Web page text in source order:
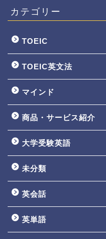
カテゴリー
TOEIC
TOEIC英文法
マインド
商品・サービス紹介
大学受験英語
未分類
英会話
英単語